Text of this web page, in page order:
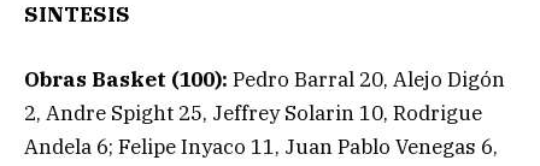
SINTESIS
Obras Basket (100): Pedro Barral 20, Alejo Digón
2, Andre Spight 25, Jeffrey Solarin 10, Rodrigue
Andela 6; Felipe Inyaco 11, Juan Pablo Venegas 6,